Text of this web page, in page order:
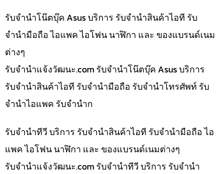
รับจำนำโน๊ตบุ๊ค Asus บริการ รับจำนำสินค้าไอที รับ
จำนำมือถือ ไอแพค ไอโฟน นาฬิกา และ ของแบรนด์เนม
ต่างๆ
รับจํานําแจ้งวัฒนะ.com รับจำนำโน๊ตบุ๊ค Asus บริการ
รับจำนำสินค้าไอที รับจำนำมือถือ รับจำนำโทรศัพท์ รับ
จำนำไอแพค รับจำนำก
รับจำนำทีวี บริการ รับจำนำสินค้าไอที รับจำนำมือถือ ไอ
แพค ไอโฟน นาฬิกา และ ของแบรนด์เนมต่างๆ
รับจํานําแจ้งวัฒนะ.com รับจำนำทีวี บริการ รับจำนำ